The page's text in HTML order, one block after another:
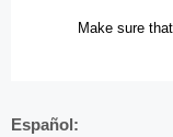
Español: